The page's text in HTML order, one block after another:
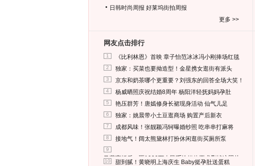
日韩时尚周报 好莱坞街拍周报
更多 >>
网友点击排行
1 《比利林恩》首映 章子怡范冰冰冯小刚捧场红毯
2 独家：买菜也要拗造型！金星携女逛街有派头
3 京东和奶茶哪个更重要？刘强东的回答全场大笑！
4 杨威晒照庆祝结婚8周年 杨阳洋轻抚妈妈孕肚
5 艳压群芳！唐嫣修身长裙现身活动 仙气儿足
6 独家：姚晨带小土豆逛商场 购置产后新衣
7 成都风味！张靓颖冯轲曝婚纱照 吃串串打麻将
8 接地气！阔太熊黛林打扮休闲逛街买厕所泵
9
马蓉离婚后，砸1000万人民币给媒体要求删掉这照片
10 甜到腻！黄晓明上海庆生 Baby挺孕肚送蛋糕